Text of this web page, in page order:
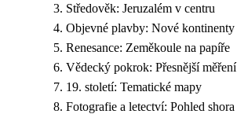
Středověk: Jeruzalém v centru
Objevné plavby: Nové kontinenty
Renesance: Zeměkoule na papíře
Vědecký pokrok: Přesnější měření
19. století: Tematické mapy
Fotografie a letectví: Pohled shora